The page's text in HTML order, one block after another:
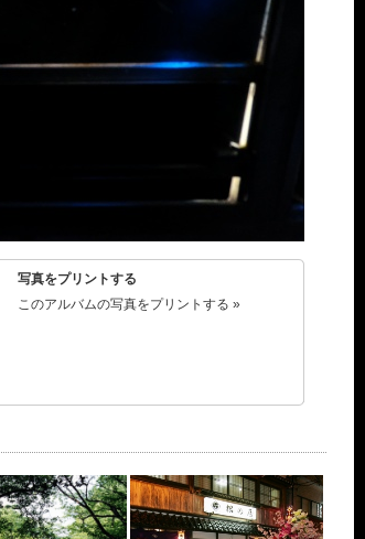
写真をプリントする
このアルバムの写真をプリントする »